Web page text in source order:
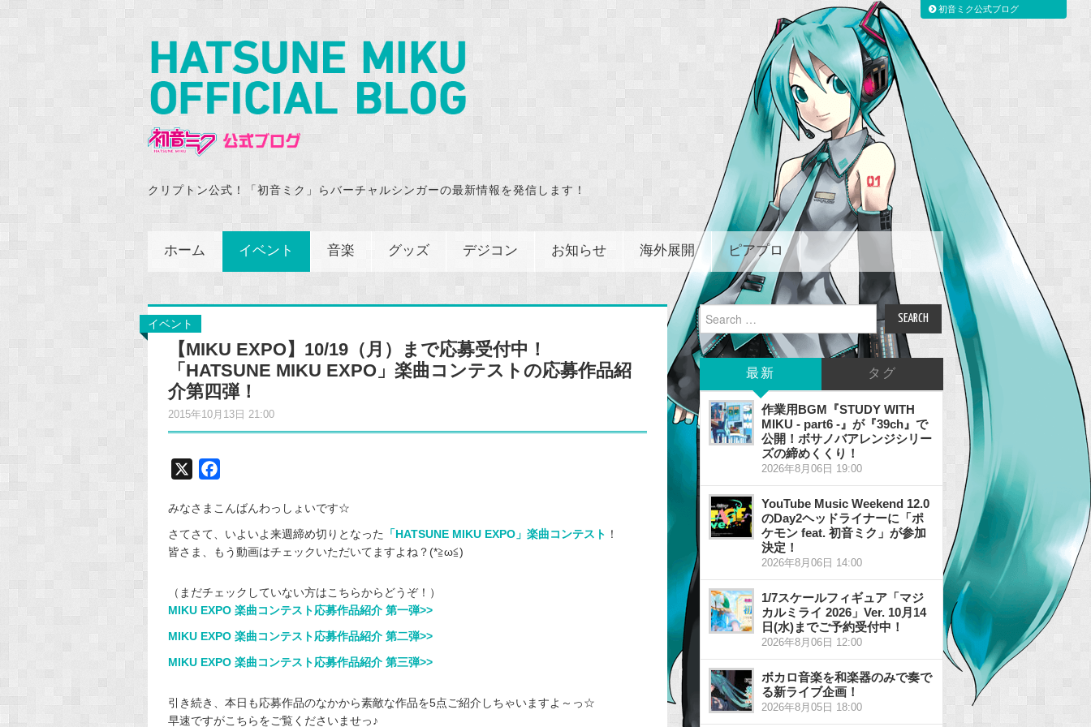
クリプトン公式！「初音ミク」らバーチャルシンガーの最新情報を発信します！
ホーム イベント 音楽 グッズ デジコン お知らせ 海外展開 ピアプロ
イベント
【MIKU EXPO】10/19（月）まで応募受付中！
「HATSUNE MIKU EXPO」楽曲コンテストの応募作品紹
介第四弾！
2015年10月13日 21:00
c
e
b
o
k
みなさまこんばんわっしょいです☆
さてさて、いよいよ来週締め切りとなった
「HATSUNE MIKU EXPO」楽曲コンテスト ！
皆さま、もう動画はチェックいただいてますよね？(*≧ω≦)
（まだチェックしていない方はこちらからどうぞ！）
MIKU EXPO 楽曲コンテスト応募作品紹介 第一弾>>
MIKU EXPO 楽曲コンテスト応募作品紹介 第二弾>>
MIKU EXPO 楽曲コンテスト応募作品紹介 第三弾>>
引き続き、本日も応募作品のなかから素敵な作品を5点ご紹介しちゃいますよ～っ☆
早速ですがこちらをご覧くださいませっ♪
Search
for:
最新 タグ
作業用BGM『STUDY WITH
MIKU - part6 -』が『39ch』で
公開！ボサノバアレンジシリー
ズの締めくくり！
2026年8月06日 19:00
YouTube Music Weekend 12.0
のDay2ヘッドライナーに「ポ
ケモン feat. 初音ミク」が参加
決定！
2026年8月06日 14:00
1/7スケールフィギュア「マジ
カルミライ 2026」Ver. 10月14
日(水)までご予約受付中！
2026年8月06日 12:00
ボカロ音楽を和楽器のみで奏で
る新ライブ企画！
2026年8月05日 18:00
初音ミク公式ブログ